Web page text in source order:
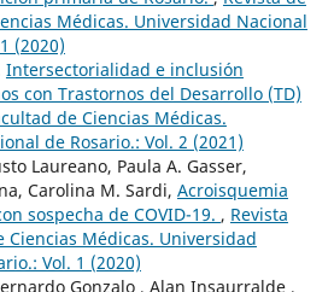
Médicas. Universidad Nacional
(2020)
Intersectorialidad e inclusión
con Trastornos del Desarrollo (TD)
de Ciencias Médicas.
de Rosario.: Vol. 2 (2021)
Laureano, Paula A. Gasser,
Carolina M. Sardi, Acroisquemia
sospecha de COVID-19. , Revista
Ciencias Médicas. Universidad
Vol. 1 (2020)
Gonzalo , Alan Insaurralde ,